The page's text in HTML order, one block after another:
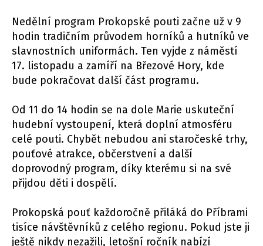
Nedělní program Prokopské pouti začne už v 9
hodin tradičním průvodem horníků a hutníků ve
slavnostních uniformách. Ten vyjde z náměstí
17. listopadu a zamíří na Březové Hory, kde
bude pokračovat další část programu.
Od 11 do 14 hodin se na dole Marie uskuteční
hudební vystoupení, která doplní atmosféru
celé pouti. Chybět nebudou ani staročeské trhy,
pouťové atrakce, občerstvení a další
doprovodný program, díky kterému si na své
přijdou děti i dospělí.
Prokopská pouť každoročně přiláká do Příbrami
tisíce návštěvníků z celého regionu. Pokud jste ji
ještě nikdy nezažili, letošní ročník nabízí